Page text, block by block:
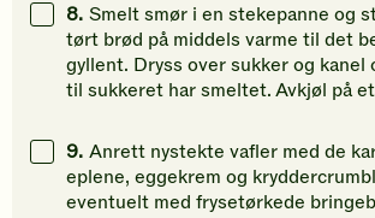
8. Smelt smør i en stekepanne og
tørt brød på middels varme til det
gyllent. Dryss over sukker og kanel
til sukkeret har smeltet. Avkjøl på
9. Anrett nystekte vafler med de
eplene, eggekrem og
eventuelt med frysetørkede